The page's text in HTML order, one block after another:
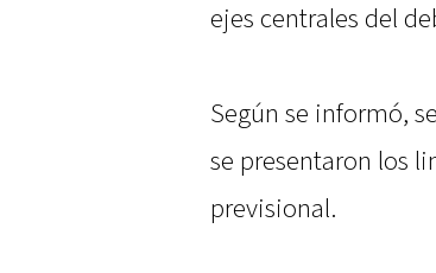
ejes centrales del
Según se informó,
se presentaron los
previsional.